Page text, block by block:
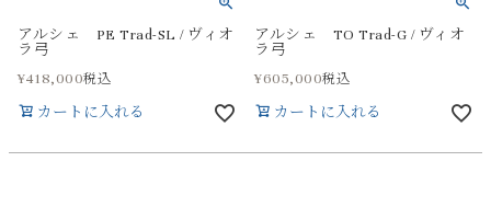
アルシェ PE Trad-SL / ヴィオ
ラ弓
¥418,000税込
カートに入れる
アルシェ TO Trad-G / ヴィオ
ラ弓
¥605,000税込
カートに入れる